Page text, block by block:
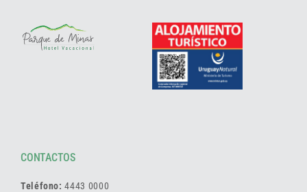
CONTACTOS
Teléfono: 4443 0000